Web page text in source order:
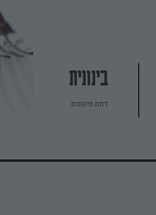
בינונית
רמת מיומנות